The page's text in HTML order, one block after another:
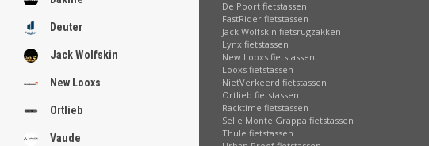
Deuter
Jack Wolfskin
New Looxs
Ortlieb
Vaude
De Poort fietstassen
FastRider fietstassen
Jack Wolfskin fietsrugzakken
Lynx fietstassen
New Looxs fietstassen
Looxs fietstassen
NietVerkeerd fietstassen
Ortlieb fietstassen
Racktime fietstassen
Selle Monte Grappa fietstassen
Thule fietstassen